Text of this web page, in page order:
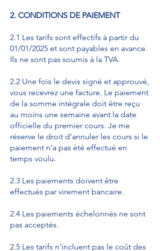
2. CONDITIONS DE PAIEMENT
2.1 Les tarifs sont effectifs à partir du
01/01/2025 et sont payables en avance.
Ils ne sont pas soumis à la TVA.
2.2 Une fois le devis signé et approuvé,
vous recevrez une facture. Le paiement
de la somme intégrale doit être reçu
au moins une semaine avant la date
officielle du premier cours. Je me
réserve le droit d'annuler les cours si le
paiement n'a pas été effectué en
temps voulu.
2.3 Les paiements doivent être
effectués par virement bancaire.
2.4 Les paiements échelonnés ne sont
pas acceptés.
2.5 Les tarifs n'incluent pas le coût des